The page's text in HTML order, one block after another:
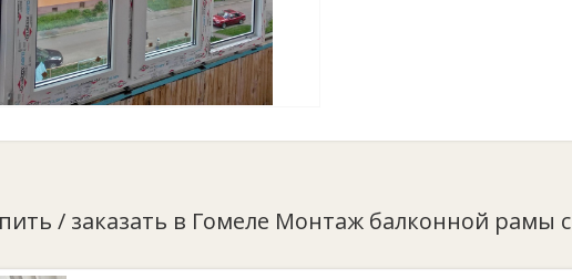
/ заказать в Гомеле Монтаж балконной рамы